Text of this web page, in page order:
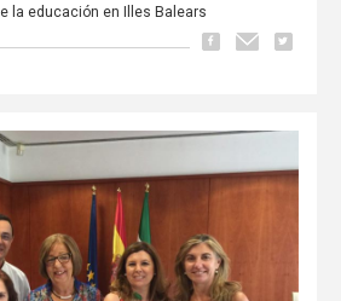
la educación en Illes Balears